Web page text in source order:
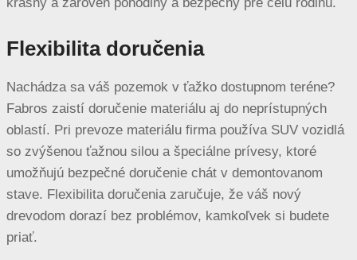
Flexibilita doručenia
Nachádza sa váš pozemok v ťažko dostupnom teréne?
Fabros zaistí doručenie materiálu aj do neprístupných
oblastí. Pri prevoze materiálu firma používa SUV vozidlá
so zvýšenou ťažnou silou a špeciálne prívesy, ktoré
umožňujú bezpečné doručenie chát v demontovanom
stave. Flexibilita doručenia zaručuje, že váš nový
drevodom dorazí bez problémov, kamkoľvek si budete
priať.